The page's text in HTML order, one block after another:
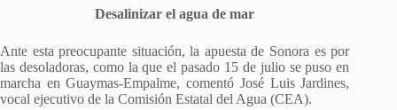
Desalinizar el agua de mar
Ante esta preocupante situación, la apuesta de Sonora es por
las desoladoras, como la que el pasado 15 de julio se puso en
marcha en Guaymas-Empalme, comentó José Luis Jardines,
vocal ejecutivo de la Comisión Estatal del Agua (CEA).